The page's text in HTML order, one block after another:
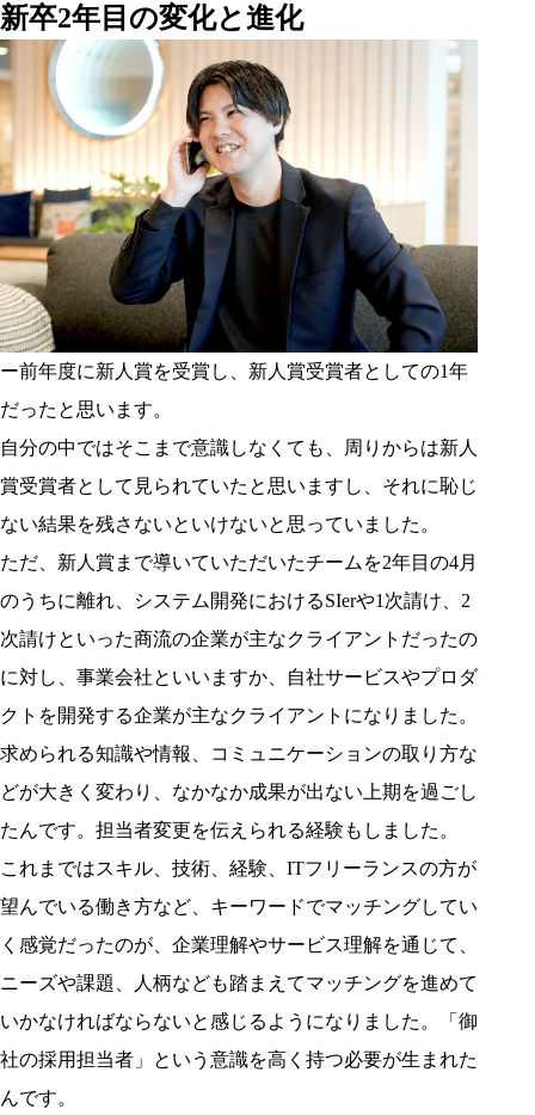
新卒2年目の変化と進化
ー前年度に新人賞を受賞し、新人賞受賞者としての1年
だったと思います。
自分の中ではそこまで意識しなくても、周りからは新人
賞受賞者として見られていたと思いますし、それに恥じ
ない結果を残さないといけないと思っていました。
ただ、新人賞まで導いていただいたチームを2年目の4月
のうちに離れ、システム開発におけるSIerや1次請け、2
次請けといった商流の企業が主なクライアントだったの
に対し、事業会社といいますか、自社サービスやプロダ
クトを開発する企業が主なクライアントになりました。
求められる知識や情報、コミュニケーションの取り方な
どが大きく変わり、なかなか成果が出ない上期を過ごし
たんです。担当者変更を伝えられる経験もしました。
これまではスキル、技術、経験、ITフリーランスの方が
望んでいる働き方など、キーワードでマッチングしてい
く感覚だったのが、企業理解やサービス理解を通じて、
ニーズや課題、人柄なども踏まえてマッチングを進めて
いかなければならないと感じるようになりました。「御
社の採用担当者」という意識を高く持つ必要が生まれた
んです。